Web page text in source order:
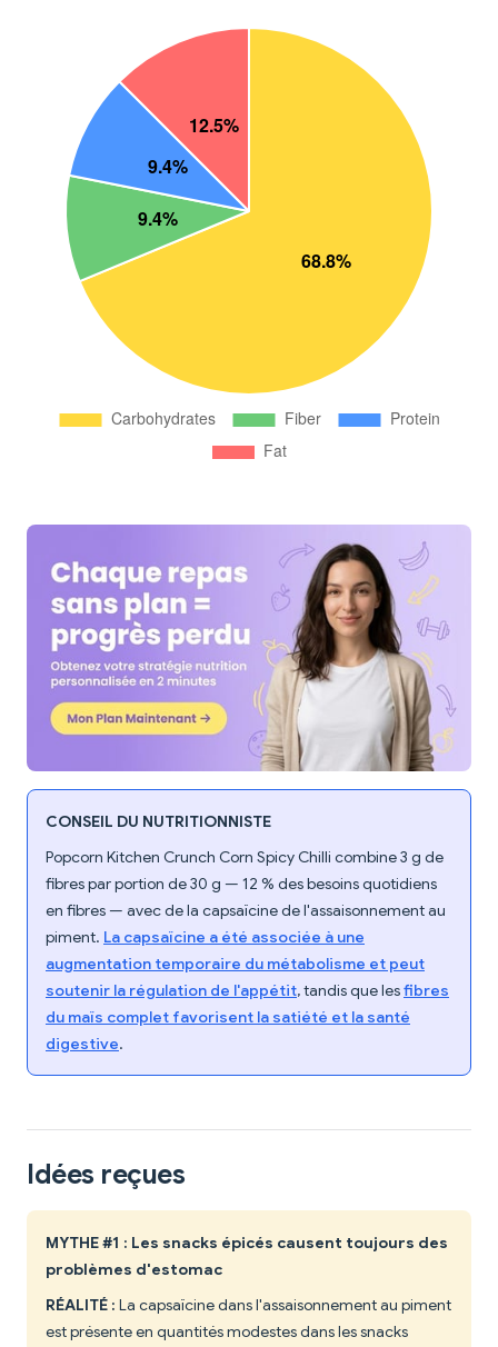
CONSEIL DU NUTRITIONNISTE
Popcorn Kitchen Crunch Corn Spicy Chilli combine 3 g de
fibres par portion de 30 g — 12 % des besoins quotidiens
en fibres — avec de la capsaïcine de l'assaisonnement au
piment. La capsaïcine a été associée à une
augmentation temporaire du métabolisme et peut
soutenir la régulation de l'appétit, tandis que lesfibres
du maïs complet favorisent la satiété et la santé
digestive.
Idées reçues
MYTHE #1 : Les snacks épicés causent toujours des
problèmes d'estomac
RÉALITÉ : La capsaïcine dans l'assaisonnement au piment
est présente en quantités modestes dans les snacks